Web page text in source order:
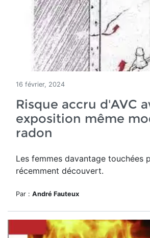
16 février, 2024
Risque accru d'AVC
exposition même
radon
Les femmes davantage touchées
récemment découvert.
Par : André Fauteux